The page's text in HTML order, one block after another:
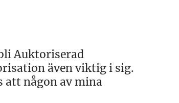
Auktoriserad
även viktig i sig.
att någon av mina